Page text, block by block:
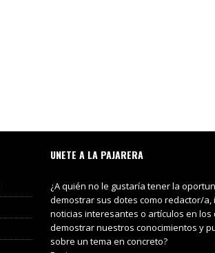
UNETE A LA PAJARERA
¿A quién no le gustaría tener la
demostrar sus dotes como redactor/a,
noticias interesantes o artículos en los
demostrar nuestros conocimientos y
sobre un tema en concreto?